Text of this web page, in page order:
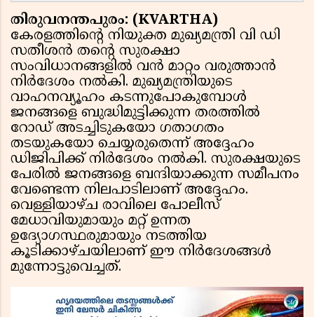
തിരുവനന്തപുരം: (KVARTHA)
കേരളത്തിൻ്റെ നിയുക്ത മുഖ്യമന്ത്രി വി ഡി
സതീശൻ തൻ്റെ സുരക്ഷാ
സംവിധാനങ്ങളിൽ വൻ മാറ്റം വരുത്താൻ
നിർദേശം നൽകി. മുഖ്യമന്ത്രിയുടെ
വാഹനവ്യൂഹം കടന്നുപോകുമ്പോൾ
ജനങ്ങളെ ബുദ്ധിമുട്ടിക്കുന്ന തരത്തിൽ
റോഡ് അടച്ചിടുകയോ ഗതാഗതം
തടയുകയോ ചെയ്യരുതെന്ന് അദ്ദേഹം
ഡിജിപിക്ക് നിർദേശം നൽകി. സുരക്ഷയുടെ
പേരിൽ ജനങ്ങളെ ബന്ദിയാക്കുന്ന സമീപനം
വേണ്ടെന്ന നിലപാടിലാണ് അദ്ദേഹം.
വെള്ളിയാഴ്ച രാവിലെ പോലീസ്
മേധാവിയുമായും മറ്റ് ഉന്നത
ഉദ്യോഗസ്ഥരുമായും നടത്തിയ
കൂടിക്കാഴ്ചയിലാണ് ഈ നിർദേശങ്ങൾ
മുന്നോട്ടുവെച്ചത്.